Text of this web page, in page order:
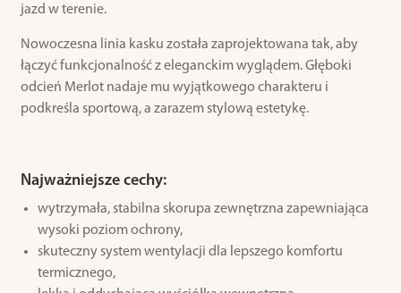
jazd w terenie.
Nowoczesna linia kasku została zaprojektowana tak, aby
łączyć funkcjonalność z eleganckim wyglądem. Głęboki
odcień Merlot nadaje mu wyjątkowego charakteru i
podkreśla sportową, a zarazem stylową estetykę.
Najważniejsze cechy:
wytrzymała, stabilna skorupa zewnętrzna zapewniająca
wysoki poziom ochrony,
skuteczny system wentylacji dla lepszego komfortu
termicznego,